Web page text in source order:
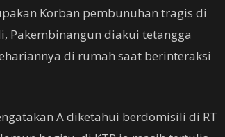
Korban pembunuhan tragis di
Pakembinangun diakui tetangga
di rumah saat berinteraksi
A diketahui berdomisili di RT